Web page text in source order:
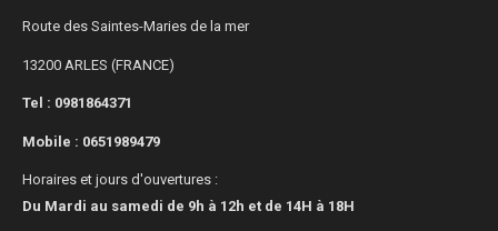
Route des Saintes-Maries de la mer
13200 ARLES (FRANCE)
Tel : 0981864371
Mobile : 0651989479
Horaires et jours d'ouvertures :
Du Mardi au samedi de 9h à 12h et de 14H à 18H